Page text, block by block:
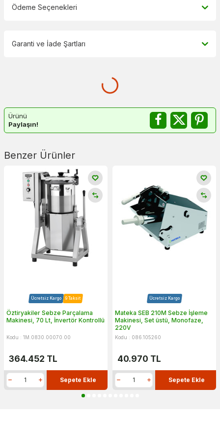
Ödeme Seçenekleri
Garanti ve İade Şartları
Ürünü
Paylaşın!
Benzer Ürünler
Ücretsiz Kargo 9 Taksit
Öztiryakiler Sebze Parçalama
Makinesi, 70 Lt, İnvertör Kontrollü
Kodu : 1M.0830.00070.00
364.452 TL
Sepete Ekle
Ücretsiz Kargo
Mateka SEB 210M Sebze İşleme
Makinesi, Set üstü, Monofaze,
220V
Kodu : 086.105260
40.970 TL
Sepete Ekle